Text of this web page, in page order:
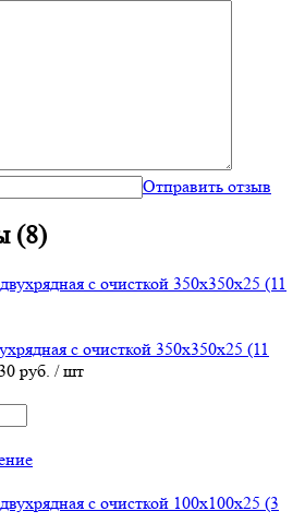
Отправить отзыв
(8)
с очисткой 350х350х25 (11
руб. / шт